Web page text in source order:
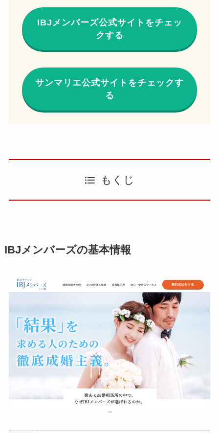
IBJメンバーズ公式サイトをチェッ
クする
サンマリエ公式サイトをチェックす
る
もくじ
IBJメンバーズの基本情報